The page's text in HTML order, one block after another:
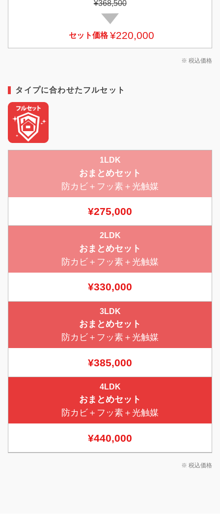
¥368,500
セット価格 ¥220,000
※ 税込価格
タイプに合わせたフルセット
1LDK
おまとめセット
防カビ＋フッ素＋光触媒
¥275,000
2LDK
おまとめセット
防カビ＋フッ素＋光触媒
¥330,000
3LDK
おまとめセット
防カビ＋フッ素＋光触媒
¥385,000
4LDK
おまとめセット
防カビ＋フッ素＋光触媒
¥440,000
※ 税込価格